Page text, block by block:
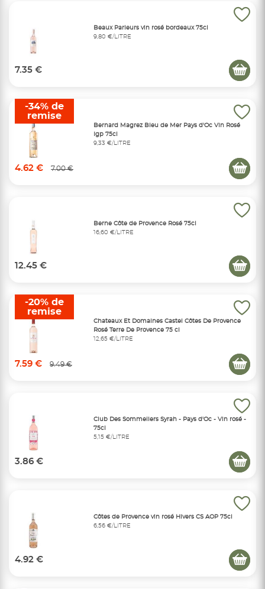
Beaux Parleurs vin rosé bordeaux 75cl
9,80 €/LITRE
7.35 €
Bernard Magrez Bleu de Mer Pays d'Oc Vin Rosé
Igp 75cl
9,33 €/LITRE
4.62 € 7.00 €
-34% de
remise
Berne Côte de Provence Rosé 75cl
16,60 €/LITRE
12.45 €
Chateaux Et Domaines Castel Côtes De Provence
Rosé Terre De Provence 75 cl
12,65 €/LITRE
7.59 € 9.49 €
-20% de
remise
Club Des Sommeliers Syrah - Pays d'Oc - Vin rosé -
75cl
5,15 €/LITRE
3.86 €
Côtes de Provence vin rosé Hivers CS AOP 75cl
6,56 €/LITRE
4.92 €